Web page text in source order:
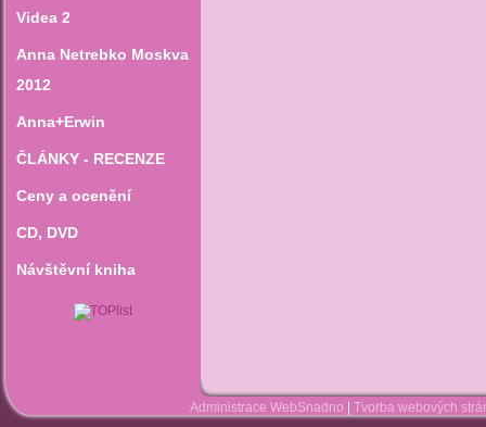
Videa 2
Anna Netrebko Moskva
2012
Anna+Erwin
ČLÁNKY - RECENZE
Ceny a ocenění
CD‚ DVD
Návštěvní kniha
Administrace WebSnadno Tvorba webových